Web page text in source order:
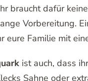
braucht dafür
Vorbereitung.
eure Familie mit
ist auch, dass
Sahne oder